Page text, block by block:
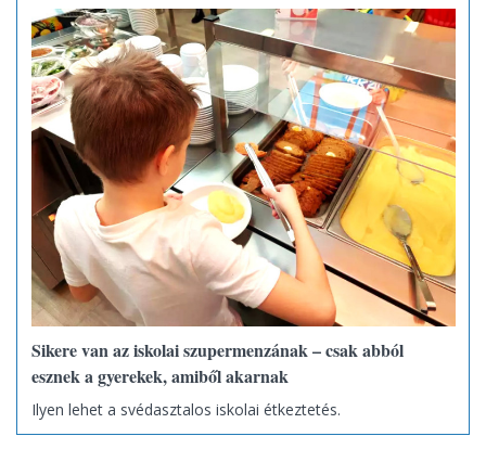
Sikere van az iskolai szupermenzának – csak abból
esznek a gyerekek, amiből akarnak
Ilyen lehet a svédasztalos iskolai étkeztetés.